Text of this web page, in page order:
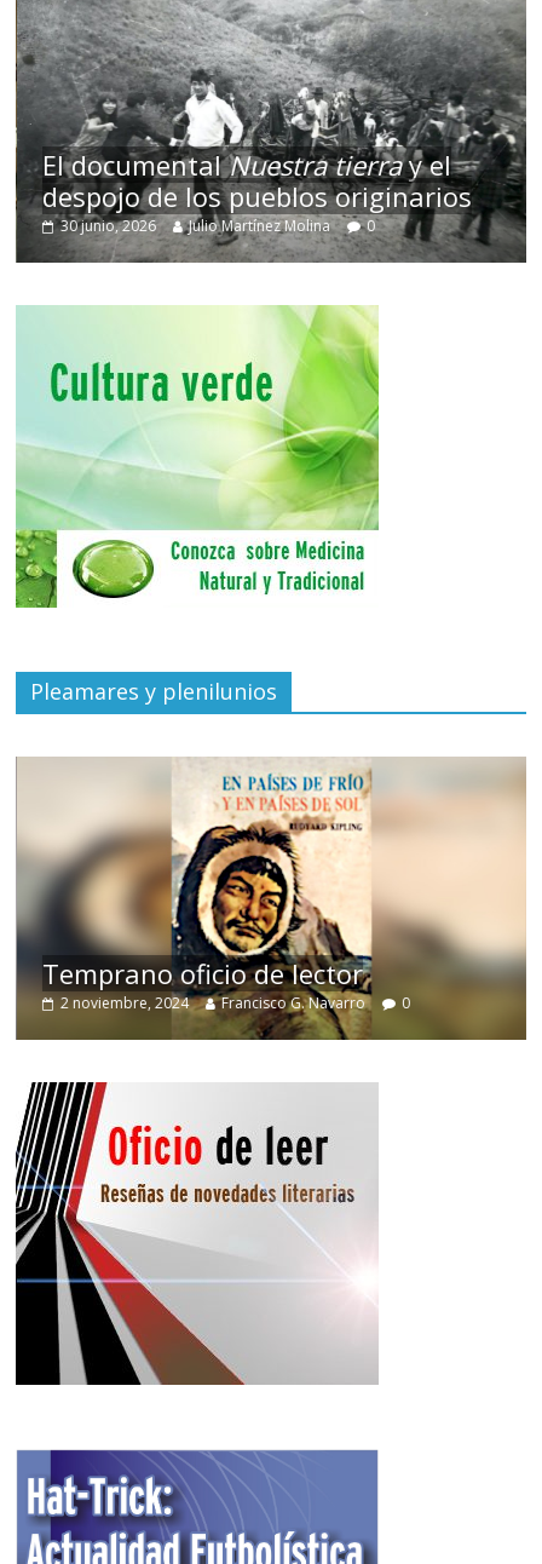
El documentalNuestra tierray el
despojo de los pueblos originarios
30 junio, 2026 Julio Martínez Molina 0
Pleamares y plenilunios
Temprano oficio de lector
2 noviembre, 2024 Francisco G. Navarro 0